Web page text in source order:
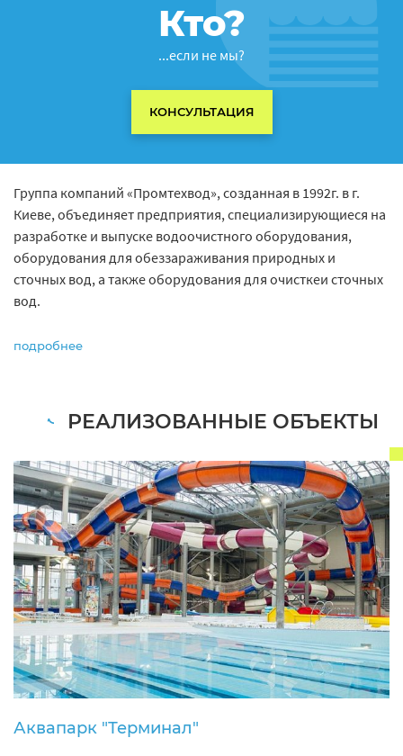
Кто?
...если не мы?
КОНСУЛЬТАЦИЯ
Группа компаний «Промтехвод», созданная в 1992г. в г.
Киеве, объединяет предприятия, специализирующиеся на
разработке и выпуске водоочистного оборудования,
оборудования для обеззараживания природных и
сточных вод, а также оборудования для очисткеи сточных
вод.
подробнее
РЕАЛИЗОВАННЫЕ ОБЪЕКТЫ
Аквапарк "Терминал"